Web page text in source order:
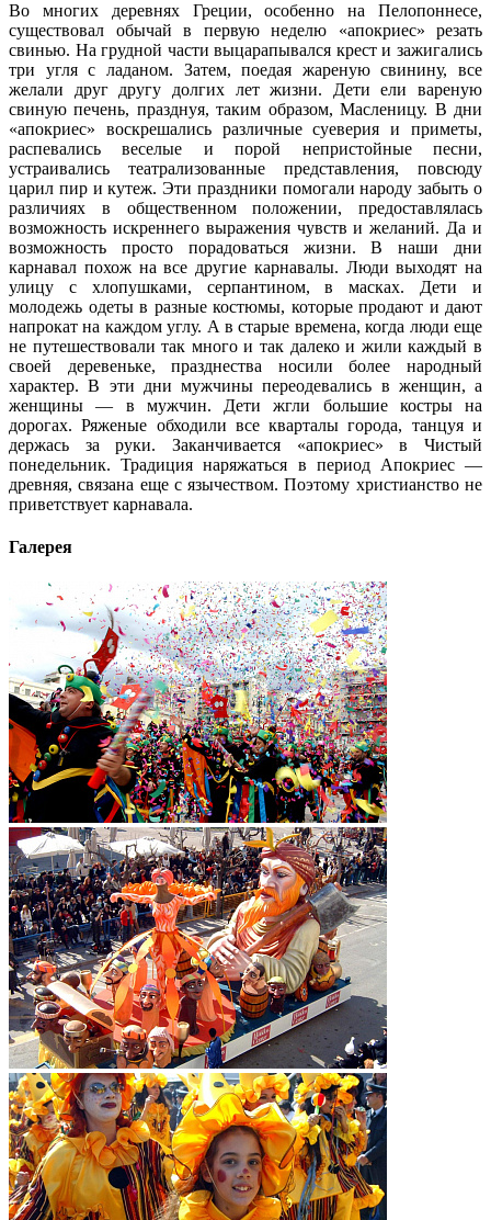
Во многих деревнях Греции, особенно на Пелопоннесе,
существовал обычай в первую неделю «апокриес» резать
свинью. На грудной части выцарапывался крест и зажигались
три угля с ладаном. Затем, поедая жареную свинину, все
желали друг другу долгих лет жизни. Дети ели вареную
свиную печень, празднуя, таким образом, Масленицу. В дни
«апокриес» воскрешались различные суеверия и приметы,
распевались веселые и порой непристойные песни,
устраивались театрализованные представления, повсюду
царил пир и кутеж. Эти праздники помогали народу забыть о
различиях в общественном положении, предоставлялась
возможность искреннего выражения чувств и желаний. Да и
возможность просто порадоваться жизни. В наши дни
карнавал похож на все другие карнавалы. Люди выходят на
улицу с хлопушками, серпантином, в масках. Дети и
молодежь одеты в разные костюмы, которые продают и дают
напрокат на каждом углу. А в старые времена, когда люди еще
не путешествовали так много и так далеко и жили каждый в
своей деревеньке, празднества носили более народный
характер. В эти дни мужчины переодевались в женщин, а
женщины — в мужчин. Дети жгли большие костры на
дорогах. Ряженые обходили все кварталы города, танцуя и
держась за руки. Заканчивается «апокриес» в Чистый
понедельник. Традиция наряжаться в период Апокриес —
древняя, связана еще с язычеством. Поэтому христианство не
приветствует карнавала.
Галерея